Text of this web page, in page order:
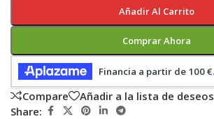
Añadir Al Carrito
Comprar Ahora
Compare
Añadir a la lista de deseos
Share: